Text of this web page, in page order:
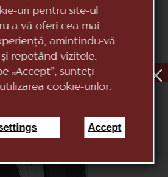
uri pentru site-ul
a vă oferi cea mai
amintindu-vă
repetând vizitele.
„Accept”, sunteți
cookie-urilor.
Accept
DIRIJOR